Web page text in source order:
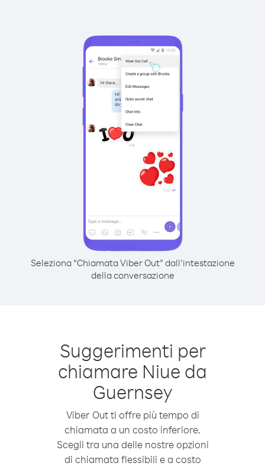
Seleziona “Chiamata Viber Out” dall’intestazione
della conversazione
Suggerimenti per
chiamare Niue da
Guernsey
Viber Out ti offre più tempo di
chiamata a un costo inferiore.
Scegli tra una delle nostre opzioni
di chiamata flessibili e a costo